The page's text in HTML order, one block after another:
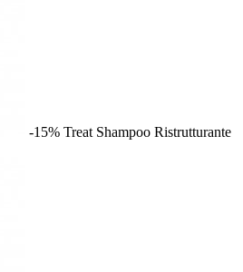
-15% Treat Shampoo Ristrutturante